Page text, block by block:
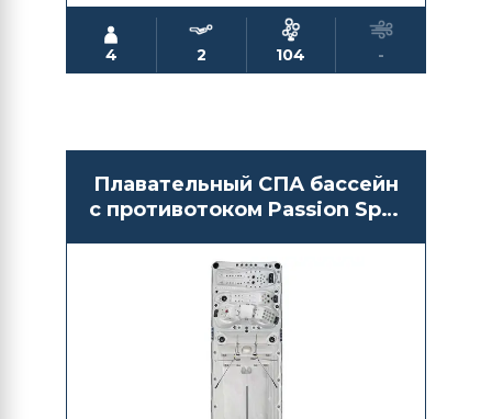
4 2 104 -
Плавательный СПА бассейн
с противотоком Passion Spas